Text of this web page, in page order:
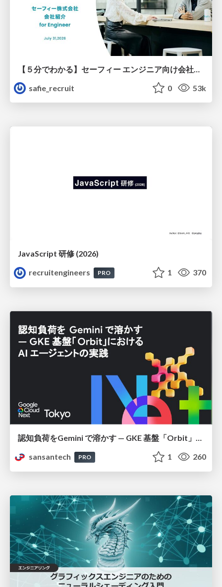
safie_recruit
0 53k
JavaScript 研修 (2026)
recruitengineers
PRO 1 370
認知負荷をGemini で溶かす — GKE 基盤「Orbit」における AI エージェントの実践
sansantech
PRO 1 260